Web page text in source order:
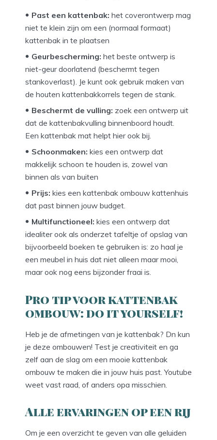
Past een kattenbak: het coverontwerp mag
niet te klein zijn om een (normaal formaat)
kattenbak in te plaatsen
Geurbescherming: het beste ontwerp is
niet-geur doorlatend (beschermt tegen
stankoverlast). Je kunt ook gebruik maken van
de houten kattenbakkorrels tegen de stank.
Beschermt de vulling: zoek een ontwerp uit
dat de kattenbakvulling binnenboord houdt.
Een kattenbak mat helpt hier ook bij.
Schoonmaken: kies een ontwerp dat
makkelijk schoon te houden is, zowel van
binnen als van buiten
Prijs: kies een kattenbak ombouw kattenhuis
dat past binnen jouw budget.
Multifunctioneel: kies een ontwerp dat
idealiter ook als onderzet tafeltje of opslag van
bijvoorbeeld boeken te gebruiken is: zo haal je
een meubel in huis dat niet alleen maar mooi,
maar ook nog eens bijzonder fraai is.
Pro tip voor kattenbak
ombouw: do it yourself!
Heb je de afmetingen van je kattenbak? Dn kun
je deze ombouwen! Test je creativiteit en ga
zelf aan de slag om een mooie kattenbak
ombouw te maken die in jouw huis past. Youtube
weet vast raad, of anders opa misschien.
Alle ervaringen op een rij
Om je een overzicht te geven van alle geluiden